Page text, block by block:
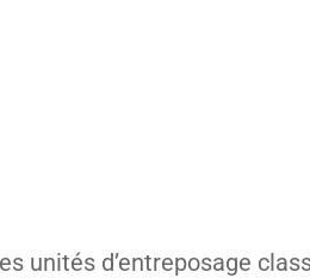
unités d’entreposage